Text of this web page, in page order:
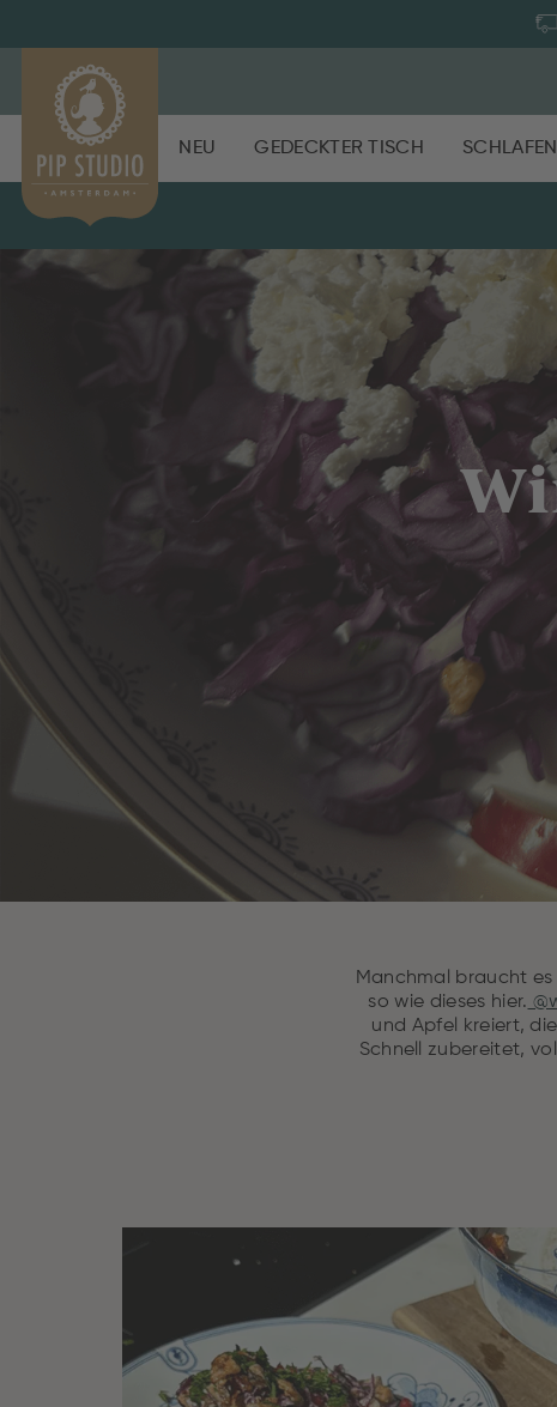
NEU GEDECKTER TISCH SCHLAFEN
Manchmal braucht
so wie dieses hier.
und Apfel kreiert,
Schnell zubereitet,